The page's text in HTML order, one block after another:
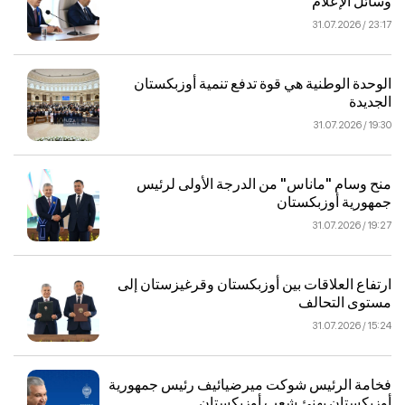
23:17 / 31.07.2026
الوحدة الوطنية هي قوة تدفع تنمية أوزبكستان
الجديدة
19:30 / 31.07.2026
منح وسام "ماناس" من الدرجة الأولى لرئيس
جمهورية أوزبكستان
19:27 / 31.07.2026
ارتفاع العلاقات بين أوزبكستان وقرغيزستان إلى
مستوى التحالف
15:24 / 31.07.2026
فخامة الرئيس شوكت ميرضيائيف رئيس جمهورية